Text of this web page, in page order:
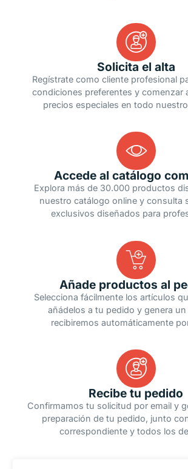
Solicita el alta
Regístrate como cliente profesional
condiciones preferentes y comenzar
precios especiales en todo
Accede al catálogo
Explora más de 30.000 productos
nuestro catálogo online y consulta
exclusivos diseñados para
Añade productos al
Selecciona fácilmente los artículos
añádelos a tu pedido y genera un
recibiremos automáticamente
Recibe tu pedido
Confirmamos tu solicitud por email y
preparación de tu pedido, junto
correspondiente y todos los